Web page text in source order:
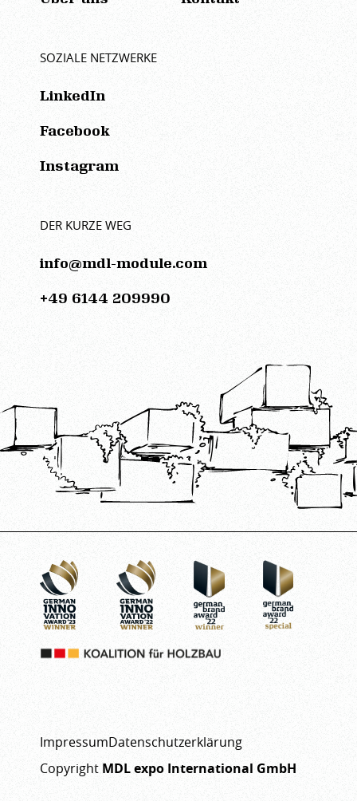
SOZIALE NETZWERKE
LinkedIn
Facebook
Instagram
DER KURZE WEG
info@mdl-module.com
+49 6144 209990
ImpressumDatenschutzerklärung
Copyright MDL expo International GmbH